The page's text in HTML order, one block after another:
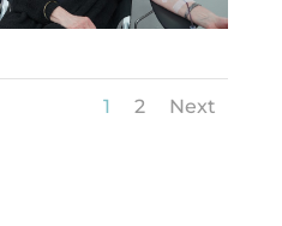
1 2 Next